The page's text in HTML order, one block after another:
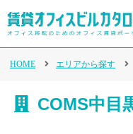
HOME エリアから探す
COMS中目